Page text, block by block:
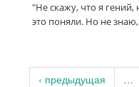
"Не скажу, что я гений,
это поняли. Но не
‹ предыдущая …